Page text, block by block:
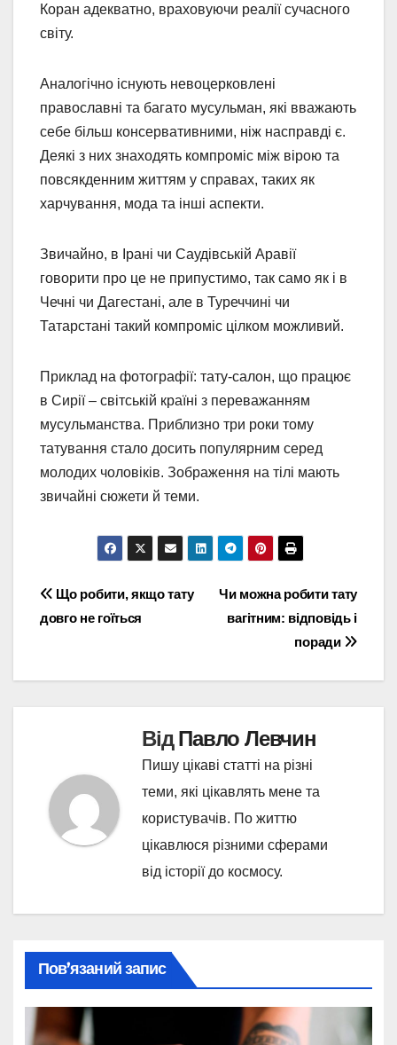
Коран адекватно, враховуючи реалії сучасного
світу.
Аналогічно існують невоцерковлені
православні та багато мусульман, які вважають
себе більш консервативними, ніж насправді є.
Деякі з них знаходять компроміс між вірою та
повсякденним життям у справах, таких як
харчування, мода та інші аспекти.
Звичайно, в Ірані чи Саудівській Аравії
говорити про це не припустимо, так само як і в
Чечні чи Дагестані, але в Туреччині чи
Татарстані такий компроміс цілком можливий.
Приклад на фотографії: тату-салон, що працює
в Сирії – світській країні з переважанням
мусульманства. Приблизно три роки тому
татування стало досить популярним серед
молодих чоловіків. Зображення на тілі мають
звичайні сюжети й теми.
Навігація
записів
Чи можна робити тату
вагітним: відповідь і
поради
Що робити, якщо тату
довго не гоїться
ВідПавло Левчин
Пишу цікаві статті на різні
теми, які цікавлять мене та
користувачів. По життю
цікавлюся різними сферами
від історії до космосу.
Пов’язаний запис